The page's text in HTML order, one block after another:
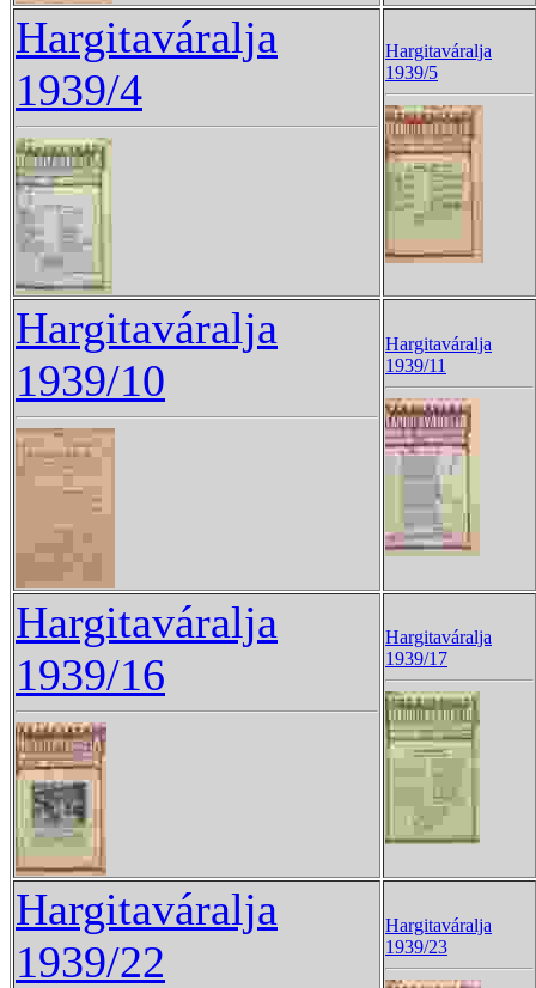
Hargitaváralja
1939/4
Hargitaváralja
1939/5
Hargitaváralja
1939/10
Hargitaváralja
1939/11
Hargitaváralja
1939/16
Hargitaváralja
1939/17
Hargitaváralja
1939/22
Hargitaváralja
1939/23